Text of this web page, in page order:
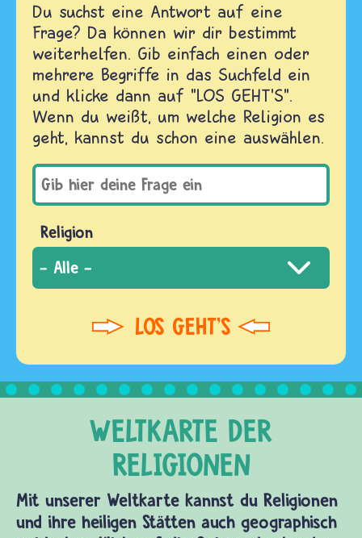
Du suchst eine Antwort auf eine
Frage? Da können wir dir bestimmt
weiterhelfen. Gib einfach einen oder
mehrere Begriffe in das Suchfeld ein
und klicke dann auf "LOS GEHT'S".
Wenn du weißt, um welche Religion es
geht, kannst du schon eine auswählen.
Religion
Mit unserer Weltkarte kannst du Religionen
und ihre heiligen Stätten auch geographisch